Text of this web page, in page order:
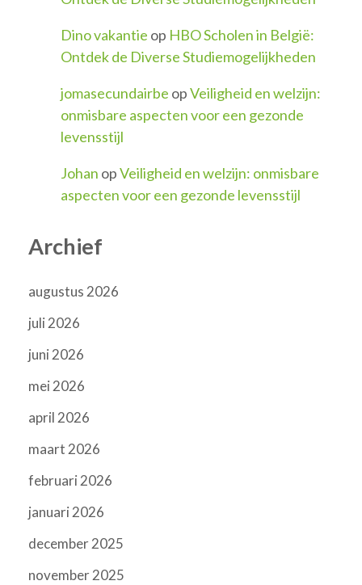
Dino vakantie op HBO Scholen in België:
Ontdek de Diverse Studiemogelijkheden
jomasecundairbe opVeiligheid en welzijn:
onmisbare aspecten voor een gezonde
levensstijl
Johan opVeiligheid en welzijn: onmisbare
aspecten voor een gezonde levensstijl
Archief
augustus 2026
juli 2026
juni 2026
mei 2026
april 2026
maart 2026
februari 2026
januari 2026
december 2025
november 2025